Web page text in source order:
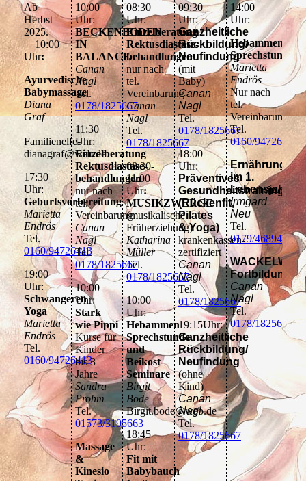
Ab
Herbst
2025.
10:00
Uhr:
Ayurvedische
Babymassage
Diana
Graf
Familienelfe-
dianagraf@web.de
17:30
Uhr:
Geburtsvorbereitung
Marietta
Endrös
Tel.
0160/94726413
19:00
Uhr:
Schwangeren
Yoga
Marietta
Endrös
Tel.
0160/94726413
10:00
Uhr:
BECKENBODEN
IN
BALANCE
Canan
Nagl
Tel.
0178/1825667
11:30
Uhr:
Einzelberatung
Rektusdiastase-
behandlungen
nur nach
tel.
Vereinbarung
Canan
Nagl
Tel.
0178/1825667
10:00
Uhr:
Stark
wie Pippi
Kurse für
Kinder
bis 3
Jahre
Sandra
Prohm
Tel.
01573/3195663
Massage
&
Kinesio
08:30
Uhr:
Einzelberatung
Rektusdiastase-
behandlungen
nur nach
tel.
Vereinbarung
Canan
Nagl
Tel.
0178/1825667
08:30-
11:00
Uhr:
MUSIKZWERGE
(musikalische
Früherziehung)
Katharina
Müller
Tel.
0178/1825667
10:00
Uhr:
Hebammen
Sprechstunde
und
Beikost
Seminare
Birgit
Bode
Birgit.bode@web.de
18:45
Uhr:
Fit mit
Babybauch
09:30
Uhr:
Ganzheitliche
Rückbildung/
Neufindung
(mit
Baby)
Canan
Nagl
Tel.
0178/1825667
18:00
Uhr:
Präventives
Gesundheitstraining
(Rückenfit,
Pilates
& Yoga)
krankenkassen-
zertifiziert
Canan
Nagl
Tel.
0178/1825667
19:15Uhr:
Ganzheitliche
Rückbildung/
Neufindung
(ohne
Kind)
Canan
Nagl
Tel.
0178/1825667
14:00
Uhr:
Hebammen
Sprechstunde
Marietta
Endrös
Nur nach
tel.
Vereinbarung
Tel.
0160/94726413
Ernährung
im 1.
Lebensjahr
Irmgard
Neu
Tel.
0179/4689466
Fortbildung
Canan
Nagl
Tel.
0178/1825667